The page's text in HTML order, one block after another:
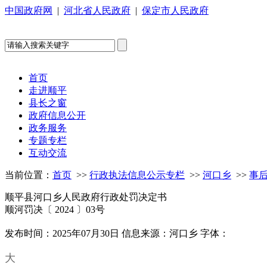
中国政府网 | 河北省人民政府 | 保定市人民政府
首页
走进顺平
县长之窗
政府信息公开
政务服务
专题专栏
互动交流
当前位置： 首页 >> 行政执法信息公示专栏 >> 河口乡 >> 事
顺平县河口乡人民政府行政处罚决定书
顺河罚决〔 2024 〕03号
发布时间：2025年07月30日 信息来源：河口乡 字体：
大